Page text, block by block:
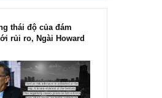
thái độ của đám
với rủi ro, Ngài Howard